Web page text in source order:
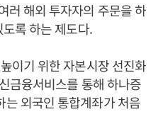
러 해외 투자자의 주문을 하
록 하는 제도다.
이기 위한 자본시장 선진화
금융서비스를 통해 하나증
외국인 통합계좌가 처음